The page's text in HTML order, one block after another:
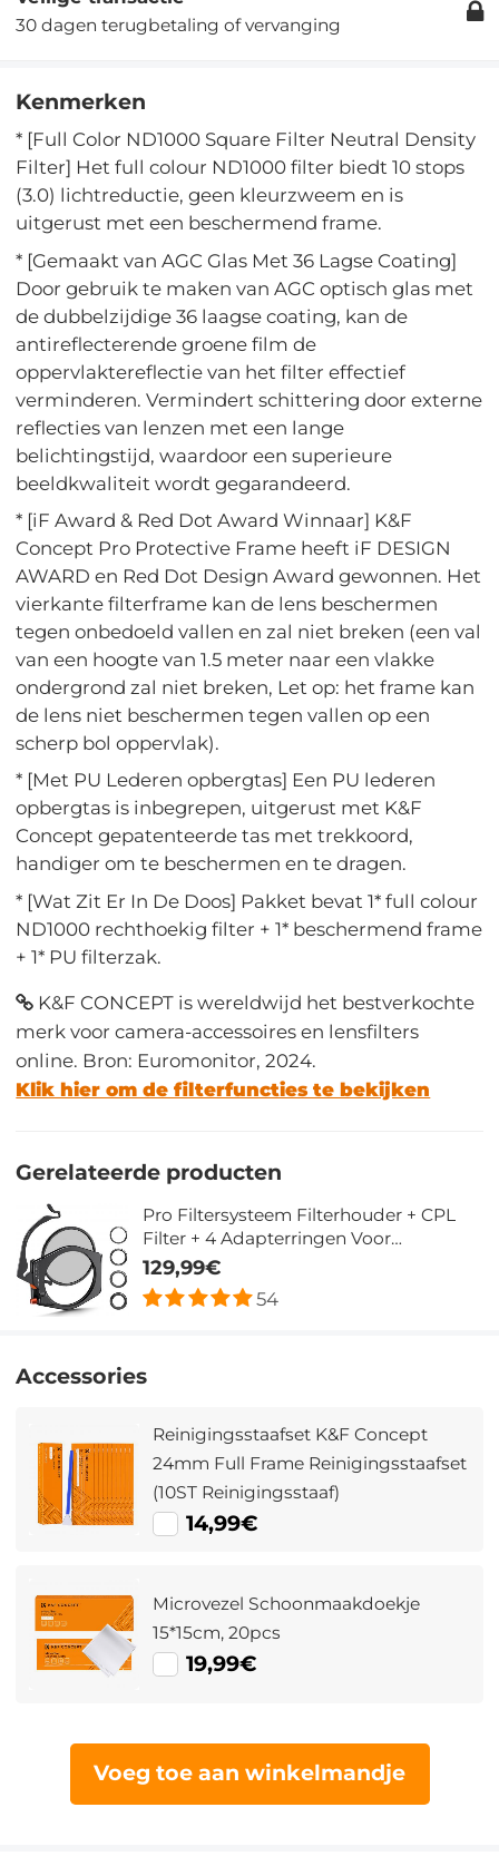
30 dagen terugbetaling of vervanging
Kenmerken
* [Full Color ND1000 Square Filter Neutral Density
Filter] Het full colour ND1000 filter biedt 10 stops
(3.0) lichtreductie, geen kleurzweem en is
uitgerust met een beschermend frame.
* [Gemaakt van AGC Glas Met 36 Lagse Coating]
Door gebruik te maken van AGC optisch glas met
de dubbelzijdige 36 laagse coating, kan de
antireflecterende groene film de
oppervlaktereflectie van het filter effectief
verminderen. Vermindert schittering door externe
reflecties van lenzen met een lange
belichtingstijd, waardoor een superieure
beeldkwaliteit wordt gegarandeerd.
* [iF Award & Red Dot Award Winnaar] K&F
Concept Pro Protective Frame heeft iF DESIGN
AWARD en Red Dot Design Award gewonnen. Het
vierkante filterframe kan de lens beschermen
tegen onbedoeld vallen en zal niet breken (een val
van een hoogte van 1.5 meter naar een vlakke
ondergrond zal niet breken, Let op: het frame kan
de lens niet beschermen tegen vallen op een
scherp bol oppervlak).
* [Met PU Lederen opbergtas] Een PU lederen
opbergtas is inbegrepen, uitgerust met K&F
Concept gepatenteerde tas met trekkoord,
handiger om te beschermen en te dragen.
* [Wat Zit Er In De Doos] Pakket bevat 1* full colour
ND1000 rechthoekig filter + 1* beschermend frame
+ 1* PU filterzak.
K&F CONCEPT is wereldwijd het bestverkochte
merk voor camera-accessoires en lensfilters
online. Bron: Euromonitor, 2024.
Klik hier om de filterfuncties te bekijken
Gerelateerde producten
Pro Filtersysteem Filterhouder + CPL
Filter + 4 Adapterringen Voor
Cameralens
129,99€
54
Accessories
Reinigingsstaafset K&F Concept
24mm Full Frame Reinigingsstaafset
(10ST Reinigingsstaaf)
14,99€
Microvezel Schoonmaakdoekje
15*15cm, 20pcs
19,99€
Voeg toe aan winkelmandje